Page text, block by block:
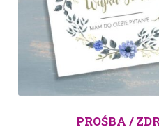
PROŚBA /